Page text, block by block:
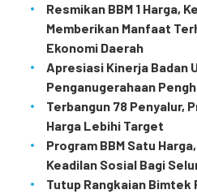
Resmikan BBM 1 Harga,
Memberikan Manfaat
Ekonomi Daerah
Apresiasi Kinerja Badan
Penganugerahaan
Terbangun 78 Penyalur,
Harga Lebihi Target
Program BBM Satu
Keadilan Sosial Bagi
Tutup Rangkaian Bimtek